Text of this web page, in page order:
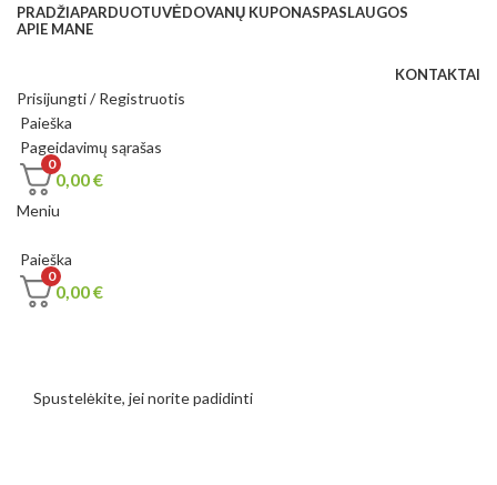
PRADŽIAPARDUOTUVĖDOVANŲ KUPONASPASLAUGOS
APIE MANE
KONTAKTAI
Prisijungti / Registruotis
Paieška
Pageidavimų sąrašas
0
0,00€
Meniu
Paieška
0
0,00€
Spustelėkite, jei norite padidinti